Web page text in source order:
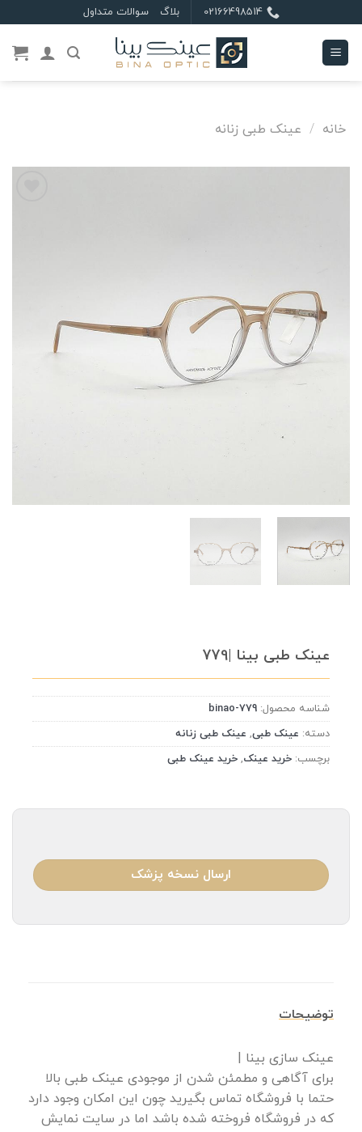
to
content
02166498514 بلاگ سوالات متداول
خانه / عینک طبی زنانه
عینک طبی بینا |779
شناسه محصول: binao-779
دسته: عینک طبی, عینک طبی زنانه
برچسب: خرید عینک, خرید عینک طبی
ارسال نسخه پزشک
توضیحات
عینک سازی بینا |
برای آگاهی و مطمئن شدن از موجودی عینک طبی بالا
حتما با فروشگاه تماس بگیرید چون این امکان وجود دارد
که در فروشگاه فروخته شده باشد اما در سایت نمایش